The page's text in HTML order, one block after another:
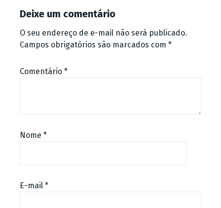
Deixe um comentário
O seu endereço de e-mail não será publicado.
Campos obrigatórios são marcados com *
Comentário *
Nome *
E-mail *